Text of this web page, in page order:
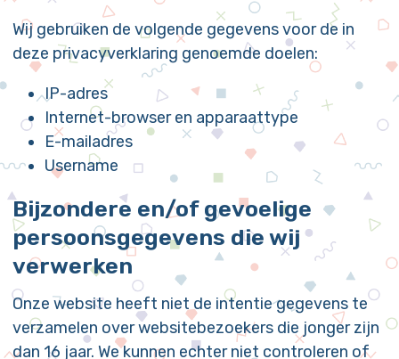
Wij gebruiken de volgende gegevens voor de in
deze privacyverklaring genoemde doelen:
IP-adres
Internet-browser en apparaattype
E-mailadres
Username
Bijzondere en/of gevoelige
persoonsgegevens die wij
verwerken
Onze website heeft niet de intentie gegevens te
verzamelen over websitebezoekers die jonger zijn
dan 16 jaar. We kunnen echter niet controleren of